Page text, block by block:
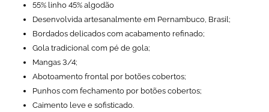
55% linho 45% algodão
Desenvolvida artesanalmente em Pernambuco, Brasil;
Bordados delicados com acabamento refinado;
Gola tradicional com pé de gola;
Mangas 3/4;
Abotoamento frontal por botões cobertos;
Punhos com fechamento por botões cobertos;
Caimento leve e sofisticado.